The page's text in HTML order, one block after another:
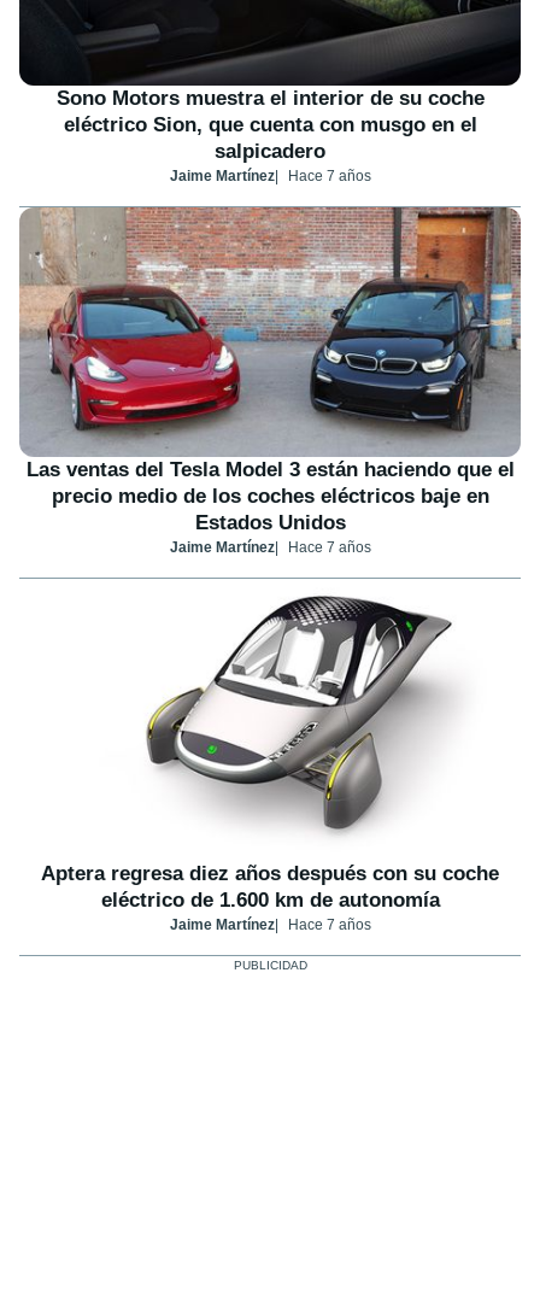
Sono Motors muestra el interior de su coche
eléctrico Sion, que cuenta con musgo en el
salpicadero
Jaime Martínez Hace 7 años
Las ventas del Tesla Model 3 están haciendo que el
precio medio de los coches eléctricos baje en
Estados Unidos
Jaime Martínez Hace 7 años
Aptera regresa diez años después con su coche
eléctrico de 1.600 km de autonomía
Jaime Martínez Hace 7 años